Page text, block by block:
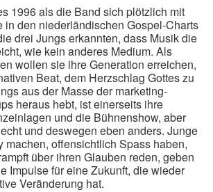
1996 als die Band sich plötzlich mit
in den niederländischen Gospel-Charts
drei Jungs erkannten, dass Musik die
wie kein anderes Medium. Als
wollen sie ihre Generation erreichen,
Beat, dem Herzschlag Gottes zu
aus der Masse der marketing-
heraus hebt, ist einerseits ihre
und die Bühnenshow, aber
und deswegen eben anders. Junge
machen, offensichtlich Spass haben,
über ihren Glauben reden, geben
Impulse für eine Zukunft, die wieder
Veränderung hat.